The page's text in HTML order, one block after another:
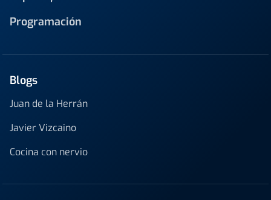
Programación
Blogs
Juan de la Herrán
Javier Vizcaino
Cocina con nervio